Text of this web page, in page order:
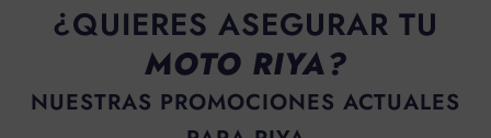
¿QUIERES ASEGURAR TU
MOTO RIYA?
NUESTRAS PROMOCIONES ACTUALES